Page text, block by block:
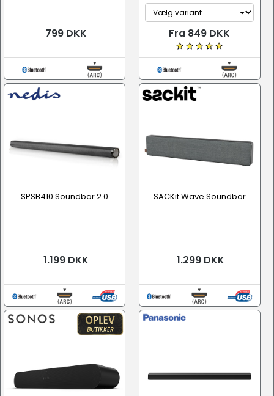
799 DKK Fra 849 DKK
SPSB410 Soundbar 2.0
1.199 DKK
SACKit Wave Soundbar
1.299 DKK